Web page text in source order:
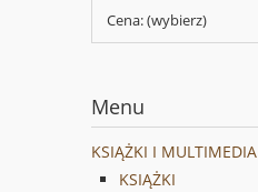
Cena: (wybierz)
Menu
KSIĄŻKI I MULTIMEDIA
KSIĄŻKI